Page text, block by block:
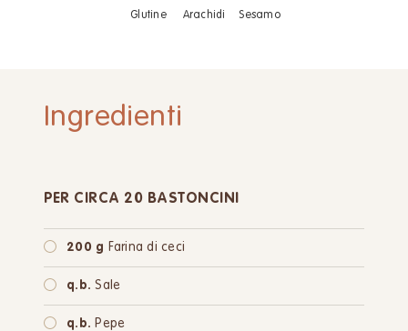
Glutine Arachidi Sesamo
Ingredienti
PER CIRCA 20 BASTONCINI
200 g Farina di ceci
q.b. Sale
q.b. Pepe